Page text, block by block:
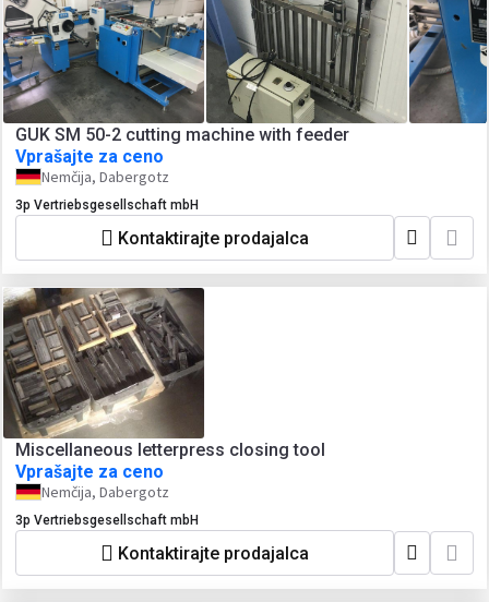
GUK SM 50-2 cutting machine with feeder
Vprašajte za ceno
Nemčija, Dabergotz
3p Vertriebsgesellschaft mbH
Kontaktirajte prodajalca
Miscellaneous letterpress closing tool
Vprašajte za ceno
Nemčija, Dabergotz
3p Vertriebsgesellschaft mbH
Kontaktirajte prodajalca